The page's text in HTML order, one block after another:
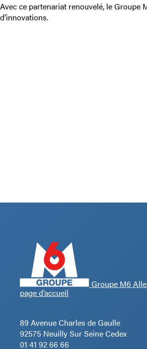
Avec ce partenariat renouvelé, le Groupe
d’innovations.
Groupe M6
page d’accueil
89 Avenue Charles de Gaulle
92575 Neuilly Sur Seine Cedex
01 41 92 66 66